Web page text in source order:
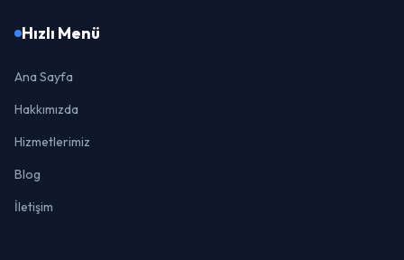
Hızlı Menü
Ana Sayfa
Hakkımızda
Hizmetlerimiz
Blog
İletişim